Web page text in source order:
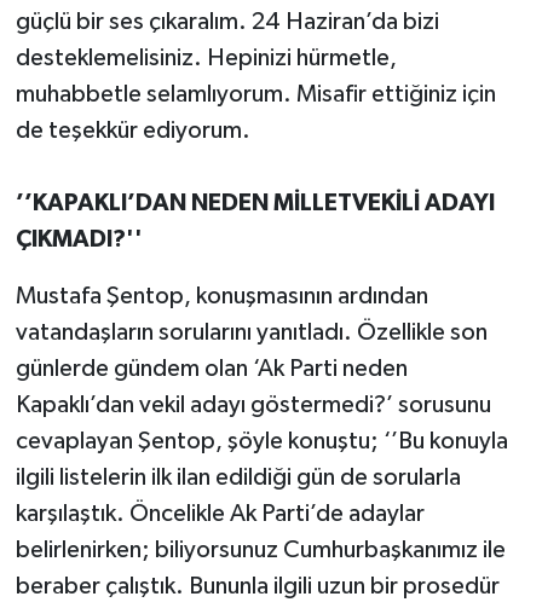
güçlü bir ses çıkaralım. 24 Haziran’da bizi
desteklemelisiniz. Hepinizi hürmetle,
muhabbetle selamlıyorum. Misafir ettiğiniz için
de teşekkür ediyorum.
’’KAPAKLI’DAN NEDEN MİLLETVEKİLİ ADAYI
ÇIKMADI?''
Mustafa Şentop, konuşmasının ardından
vatandaşların sorularını yanıtladı. Özellikle son
günlerde gündem olan ‘Ak Parti neden
Kapaklı’dan vekil adayı göstermedi?’ sorusunu
cevaplayan Şentop, şöyle konuştu; ‘’Bu konuyla
ilgili listelerin ilk ilan edildiği gün de sorularla
karşılaştık. Öncelikle Ak Parti’de adaylar
belirlenirken; biliyorsunuz Cumhurbaşkanımız ile
beraber çalıştık. Bununla ilgili uzun bir prosedür